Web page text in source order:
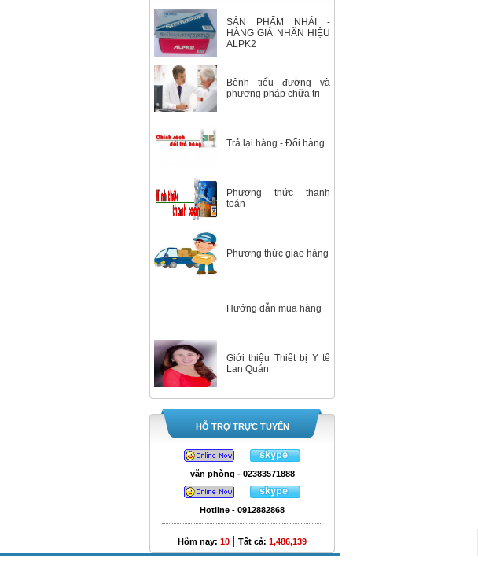
Máy tạo oxy YUWELL 9F-3B
Máy tạo oxy YUWELL 9F-3AW
Máy hút dịch 1 bình Yuwell 7E-A
Instant
Máy tạo oxy 3 lít 7F-3E Yuwell
Máy tạo oxy 5 lít/ phút Yuwell 7F-5
Nhiệt Kế Ẩm Kế Tự Ghi Elitech RC-4HC
Giường đa chức năng 2 tay quay
XE LĂN ĐIỆN A95 AKIKO
TAY QUAY A85 AKIKO
GIƯỜNG BỆNH NHÂN ĐA CHỨC NĂNG 3
TAY QUAY A83 AKIKO
SẢN PHẨM NHÁI -
HÀNG GIẢ NHÃN HIỆU
ALPK2
Bệnh tiểu đường và
phương pháp chữa trị
Trả lại hàng - Đổi hàng
Phương thức thanh
toán
Phương thức giao hàng
Hướng dẫn mua hàng
Giới thiệu Thiết bị Y tế
Lan Quán
HỖ TRỢ TRỰC TUYẾN
văn phòng - 02383571888
Hotline - 0912882868
Hôm nay: 10 | Tất cả: 1,486,139